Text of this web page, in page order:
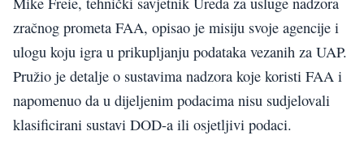
zračnog prometa FAA, opisao je misiju svoje agencije i
ulogu koju igra u prikupljanju podataka vezanih za UAP.
Pružio je detalje o sustavima nadzora koje koristi FAA i
napomenuo da u dijeljenim podacima nisu sudjelovali
klasificirani sustavi DOD-a ili osjetljivi podaci.